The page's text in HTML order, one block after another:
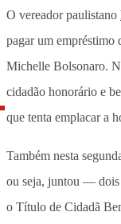
O vereador paulistano
pagar um empréstimo
Michelle Bolsonaro.
cidadão honorário e
que tenta emplacar a
Também nesta
ou seja, juntou — dois
o Título de Cidadã